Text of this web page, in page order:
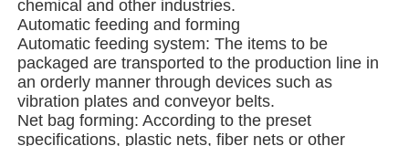
Nous contacter
nouvelles
chemical and other industries.
Automatic feeding and forming
Automatic feeding system: The items to be
packaged are transported to the production line in
an orderly manner through devices such as
vibration plates and conveyor belts.
Net bag forming: According to the preset
specifications, plastic nets, fiber nets or other